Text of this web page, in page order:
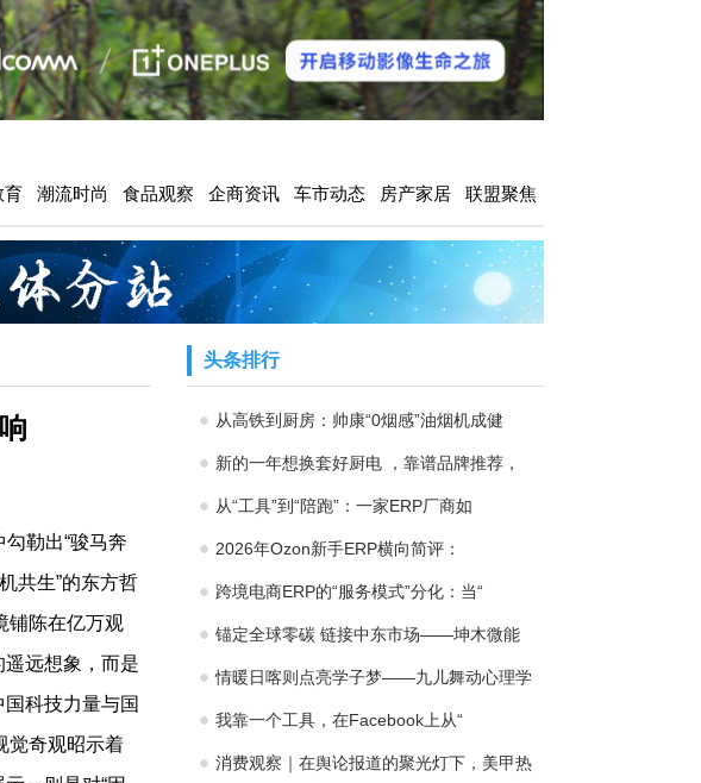
育 潮流时尚 食品观察 企商资讯 车市动态 房产家居 联盟聚焦
勒出“骏马奔
共生”的东方哲
铺陈在亿万观
远想象，而是
科技力量与国
觉奇观昭示着
头条排行
从高铁到厨房：帅康“0烟感”油烟机成健
新的一年想换套好厨电 ，靠谱品牌推荐，
从“工具”到“陪跑”：一家ERP厂商如
2026年Ozon新手ERP横向简评：
跨境电商ERP的“服务模式”分化：当“
锚定全球零碳 链接中东市场——坤木微能
情暖日喀则点亮学子梦——九儿舞动心理学
我靠一个工具，在Facebook上从“
消费观察｜在舆论报道的聚光灯下，美甲热